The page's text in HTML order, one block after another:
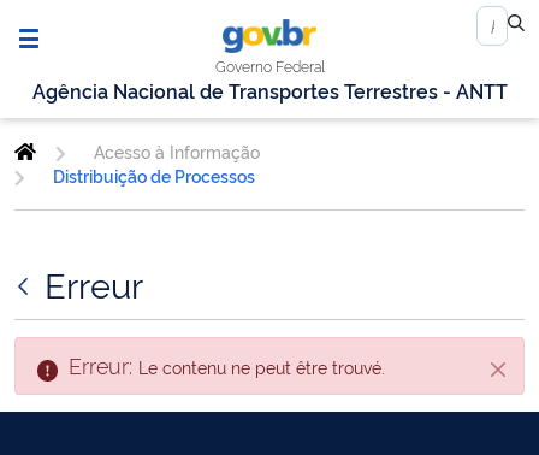
Governo Federal
Agência Nacional de Transportes Terrestres - ANTT
Acesso à Informação
Distribuição de Processos
Erreur
Fin
Erreur: Le contenu ne peut être trouvé.